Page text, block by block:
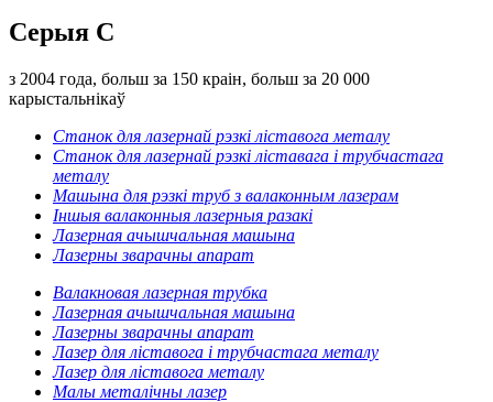
Серыя С
з 2004 года, больш за 150 краін, больш за 20 000
карыстальнікаў
Станок для лазернай рэзкі ліставога металу
Станок для лазернай рэзкі ліставага і трубчастага
металу
Машына для рэзкі труб з валаконным лазерам
Іншыя валаконныя лазерныя разакі
Лазерная ачышчальная машына
Лазерны зварачны апарат
Валакновая лазерная трубка
Лазерная ачышчальная машына
Лазерны зварачны апарат
Лазер для ліставога і трубчастага металу
Лазер для ліставога металу
Малы металічны лазер